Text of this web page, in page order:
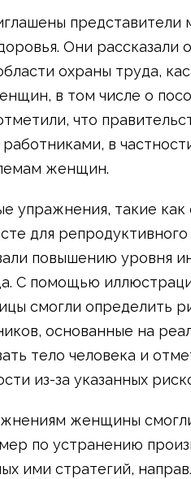
представители
Они
охраны труда,
в том числе о
что
в
женщин.
упражнения, такие
для
повышению уровня
С помощью
смогли определить
основанные на
тело человека и
из-за указанных
женщины
по устранению
ими стратегий,